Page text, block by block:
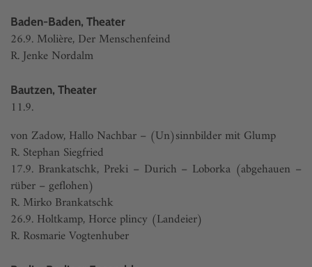
Baden-Baden, Theater
26.9. Molière, Der Menschenfeind
R. Jenke Nordalm
Bautzen, Theater
11.9.
von Zadow, Hallo Nachbar – (Un)sinnbilder mit Glump
R. Stephan Siegfried
17.9. Brankatschk, Preki – Durich – Loborka (abgehauen –
rüber – geflohen)
R. Mirko Brankatschk
26.9. Holtkamp, Horce plincy (Landeier)
R. Rosmarie Vogtenhuber